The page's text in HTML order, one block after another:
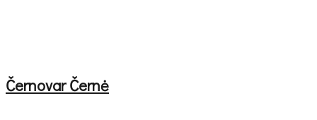
Černovar Černė